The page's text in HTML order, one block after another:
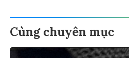
Cùng chuyên mục